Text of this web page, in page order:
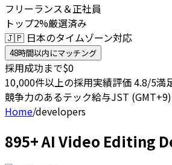
フリーランス＆正社員
トップ2%厳選済み
🇯🇵 日本のタイムゾーン対応
48時間以内にマッチング
採用成功まで$0
10,000件以上の採用実績評価 4.8/5満
競争力のあるテック給与JST
Home/developers
895+ AI Video Editing